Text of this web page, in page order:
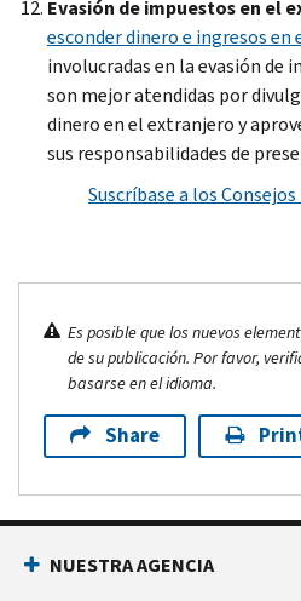
Evasión de impuestos en el
esconder dinero e ingresos en
involucradas en la evasión de
son mejor atendidas por
dinero en el extranjero y
sus responsabilidades de
Suscríbase a los
Es posible que los nuevos
de su publicación. Por favor,
basarse en el idioma.
Share
NUESTRA AGENCIA